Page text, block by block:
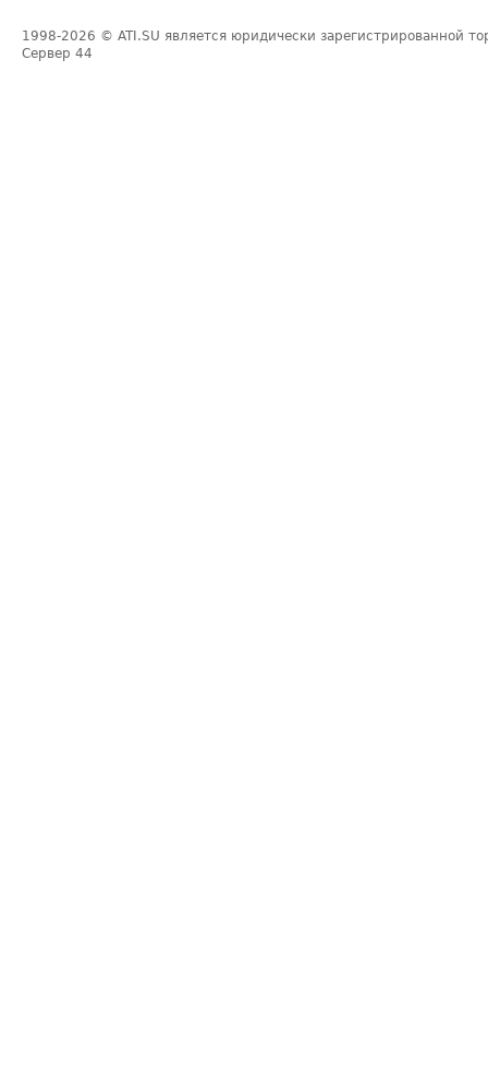
1998-2026 © ATI.SU является юридически зарегистрированной
Сервер 44